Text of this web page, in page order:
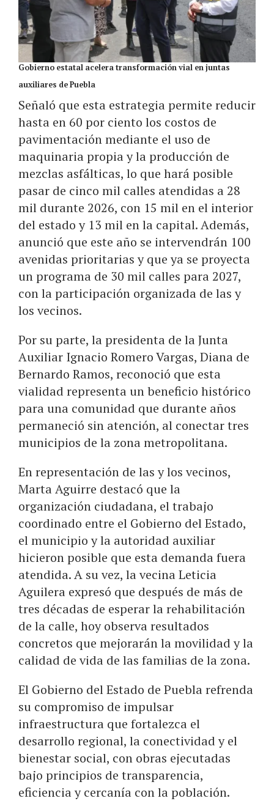
Gobierno estatal acelera transformación vial en juntas
auxiliares de Puebla
Señaló que esta estrategia permite reducir
hasta en 60 por ciento los costos de
pavimentación mediante el uso de
maquinaria propia y la producción de
mezclas asfálticas, lo que hará posible
pasar de cinco mil calles atendidas a 28
mil durante 2026, con 15 mil en el interior
del estado y 13 mil en la capital. Además,
anunció que este año se intervendrán 100
avenidas prioritarias y que ya se proyecta
un programa de 30 mil calles para 2027,
con la participación organizada de las y
los vecinos.
Por su parte, la presidenta de la Junta
Auxiliar Ignacio Romero Vargas, Diana de
Bernardo Ramos, reconoció que esta
vialidad representa un beneficio histórico
para una comunidad que durante años
permaneció sin atención, al conectar tres
municipios de la zona metropolitana.
En representación de las y los vecinos,
Marta Aguirre destacó que la
organización ciudadana, el trabajo
coordinado entre el Gobierno del Estado,
el municipio y la autoridad auxiliar
hicieron posible que esta demanda fuera
atendida. A su vez, la vecina Leticia
Aguilera expresó que después de más de
tres décadas de esperar la rehabilitación
de la calle, hoy observa resultados
concretos que mejorarán la movilidad y la
calidad de vida de las familias de la zona.
El Gobierno del Estado de Puebla refrenda
su compromiso de impulsar
infraestructura que fortalezca el
desarrollo regional, la conectividad y el
bienestar social, con obras ejecutadas
bajo principios de transparencia,
eficiencia y cercanía con la población.